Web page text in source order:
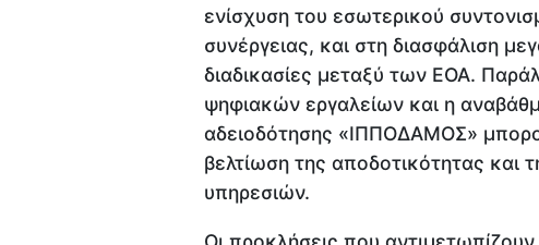
ενίσχυση του εσωτερικού
συνέργειας, και στη διασφάλιση
διαδικασίες μεταξύ των ΕΟΑ.
ψηφιακών εργαλείων και η
αδειοδότησης «ΙΠΠΟΔΑΜΟΣ»
βελτίωση της αποδοτικότητας
υπηρεσιών.